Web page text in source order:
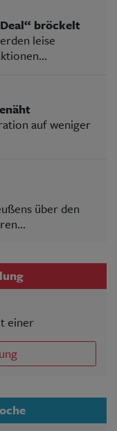
bröckelt
leise
auf weniger
über den
einer